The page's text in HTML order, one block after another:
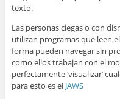
texto.
Las personas ciegas o con
utilizan programas que leen
forma pueden navegar sin
como ellos trabajan con el
perfectamente ‘visualizar’
para esto es el JAWS